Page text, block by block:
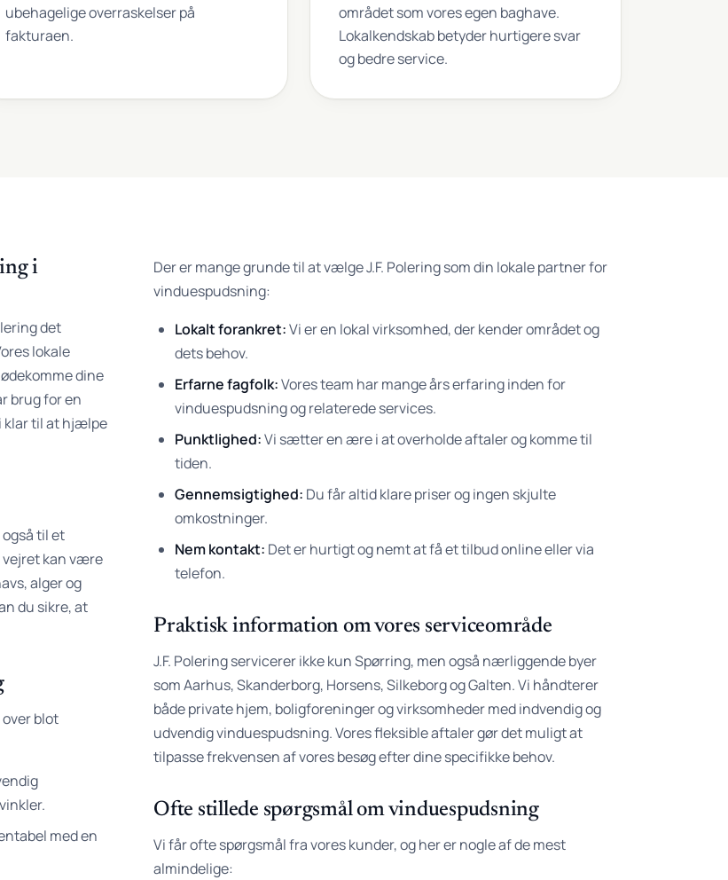
ubehagelige overraskelser på
fakturaen.
området som vores egen baghave.
Lokalkendskab betyder hurtigere svar
og bedre service.
i
det
lokale
dine
brug for en
klar til at hjælpe
til et
vejret kan være
alger og
du sikre, at
blot
med en
Der er mange grunde til at vælge J.F. Polering som din lokale partner for
vinduespudsning:
Lokalt forankret:Vi er en lokal virksomhed, der kender området og
dets behov.
Erfarne fagfolk:Vores team har mange års erfaring inden for
vinduespudsning og relaterede services.
Punktlighed:Vi sætter en ære i at overholde aftaler og komme til
tiden.
Gennemsigtighed: Du får altid klare priser og ingen skjulte
omkostninger.
Nem kontakt: Det er hurtigt og nemt at få et tilbud online eller via
telefon.
Praktisk information om vores serviceområde
J.F. Polering servicerer ikke kun Spørring, men også nærliggende byer
som Aarhus, Skanderborg, Horsens, Silkeborg og Galten. Vi håndterer
både private hjem, boligforeninger og virksomheder med indvendig og
udvendig vinduespudsning. Vores fleksible aftaler gør det muligt at
tilpasse frekvensen af vores besøg efter dine specifikke behov.
Ofte stillede spørgsmål om vinduespudsning
Vi får ofte spørgsmål fra vores kunder, og her er nogle af de mest
almindelige: